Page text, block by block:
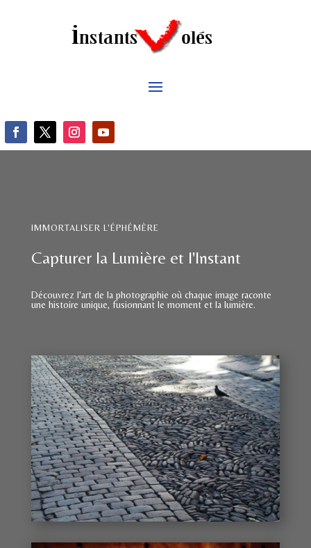
IMMORTALISER L'ÉPHÉMÈRE
Capturer la Lumière et l'Instant
Découvrez l'art de la photographie où chaque image raconte
une histoire unique, fusionnant le moment et la lumière.